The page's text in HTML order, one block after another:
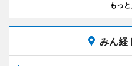
もっ
みん経